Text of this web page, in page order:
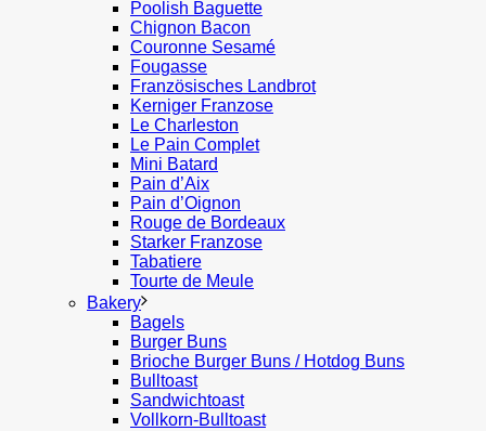
Poolish Baguette
Chignon Bacon
Couronne Sesamé
Fougasse
Französisches Landbrot
Kerniger Franzose
Le Charleston
Le Pain Complet
Mini Batard
Pain d’Aix
Pain d’Oignon
Rouge de Bordeaux
Starker Franzose
Tabatiere
Tourte de Meule
Bakery
Bagels
Burger Buns
Brioche Burger Buns / Hotdog Buns
Bulltoast
Sandwichtoast
Vollkorn-Bulltoast